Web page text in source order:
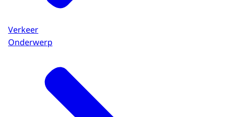
Verkeer
Onderwerp